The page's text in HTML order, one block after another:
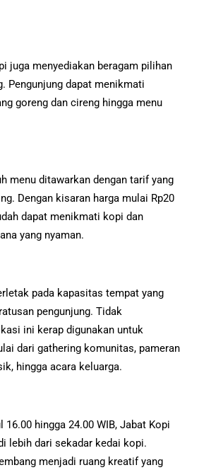
juga menyediakan beragam pilihan
Pengunjung dapat menikmati
goreng dan cireng hingga menu
menu ditawarkan dengan tarif yang
Dengan kisaran harga mulai Rp20
dapat menikmati kopi dan
yang nyaman.
pada kapasitas tempat yang
pengunjung. Tidak
ini kerap digunakan untuk
dari gathering komunitas, pameran
hingga acara keluarga.
16.00 hingga 24.00 WIB, Jabat Kopi
lebih dari sekadar kedai kopi.
menjadi ruang kreatif yang